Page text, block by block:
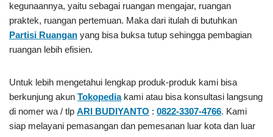
kegunaannya, yaitu sebagai ruangan mengajar, ruangan
praktek, ruangan pertemuan. Maka dari itulah di butuhkan
Partisi Ruangan yang bisa buksa tutup sehingga pembagian
ruangan lebih efisien.
Untuk lebih mengetahui lengkap produk-produk kami bisa
berkunjung akun Tokopediakami atau bisa konsultasi langsung
di nomer wa / tlp ARI BUDIYANTO : 0822-3307-4766. Kami
siap melayani pemasangan dan pemesanan luar kota dan luar